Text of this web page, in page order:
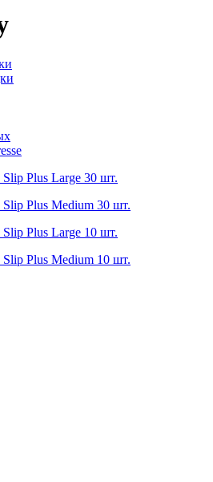
Plus Large 30 шт.
Plus Medium 30 шт.
Plus Large 10 шт.
Plus Medium 10 шт.